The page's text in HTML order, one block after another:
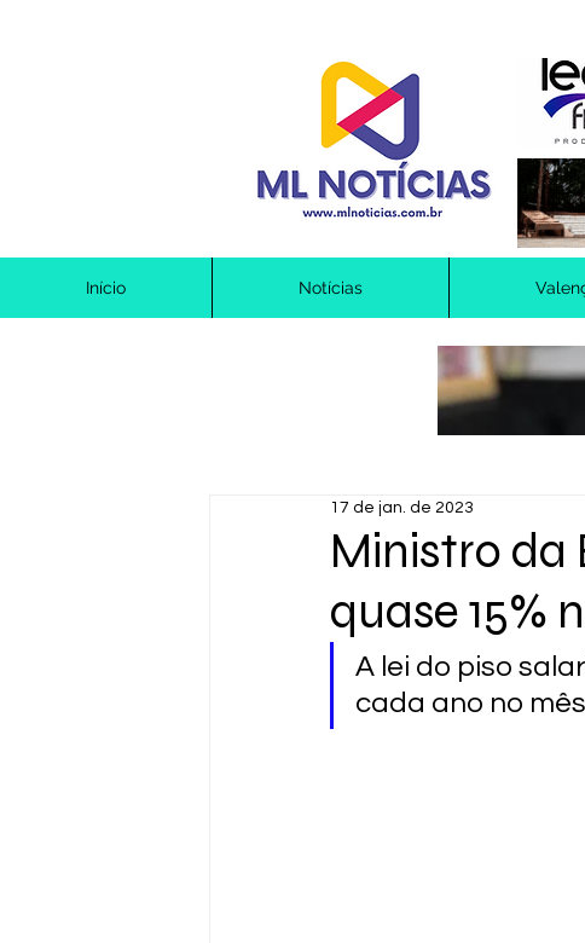
Início Notícias
Ministro da
quase 15%
17 de jan. de 2023
A lei do piso
cada ano no